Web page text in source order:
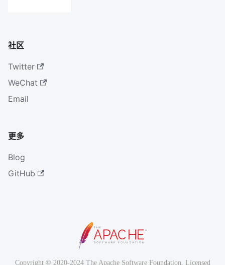
社区
Twitter
WeChat
Email
更多
Blog
GitHub
Copyright © 2020-2024 The Apache Software Foundation. Licensed